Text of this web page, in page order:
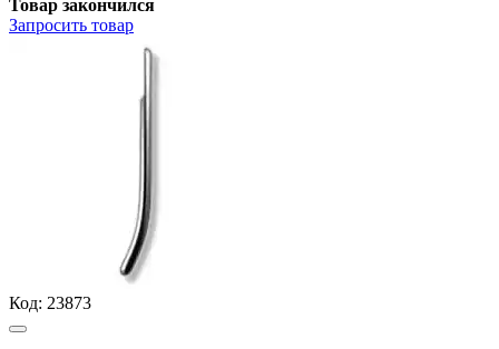
Товар закончился
Запросить товар
Код: 23873